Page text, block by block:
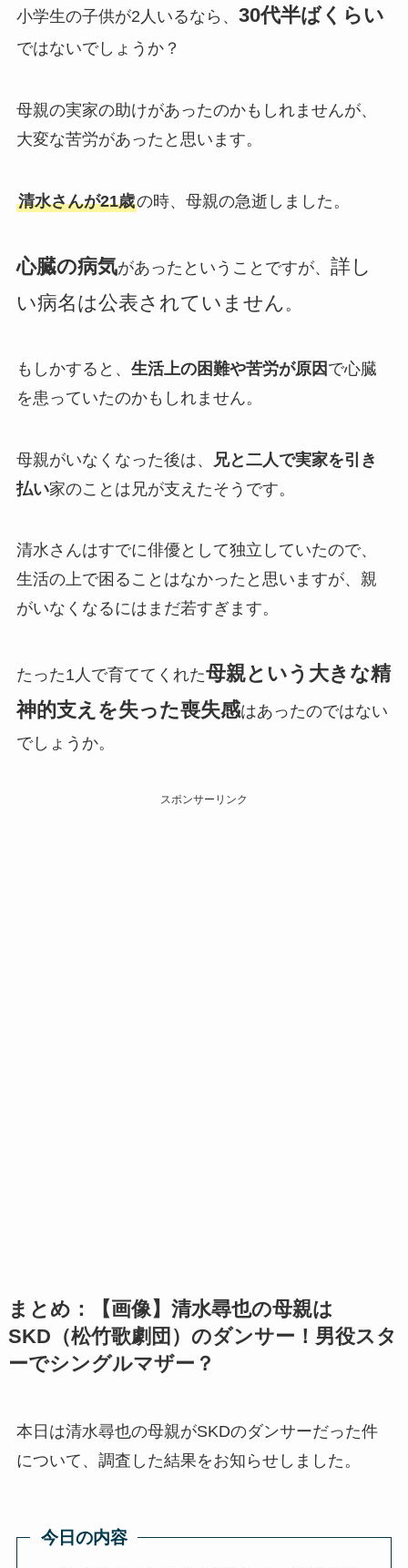
小学生の子供が2人いるなら、 30代半ばくらい
ではないでしょうか？
母親の実家の助けがあったのかもしれませんが、
大変な苦労があったと思います。
清水さんが21歳の時、母親の急逝しました。
心臓の病気があったということですが、 詳し
い病名は公表されていません 。
もしかすると、 生活上の困難や苦労が原因 で心臓
を患っていたのかもしれません。
母親がいなくなった後は、
兄と二人で実家を引き
払い家のことは兄が支えたそうです。
清水さんはすでに俳優として独立していたので、
生活の上で困ることはなかったと思いますが、親
がいなくなるにはまだ若すぎます。
たった1人で育ててくれた母親という大きな精
神的支えを失った喪失感はあったのではない
でしょうか。
スポンサーリンク
まとめ：【画像】清水尋也の母親は
SKD（松竹歌劇団）のダンサー！男役スタ
ーでシングルマザー？
本日は清水尋也の母親がSKDのダンサーだった件
について、調査した結果をお知らせしました。
今日の内容